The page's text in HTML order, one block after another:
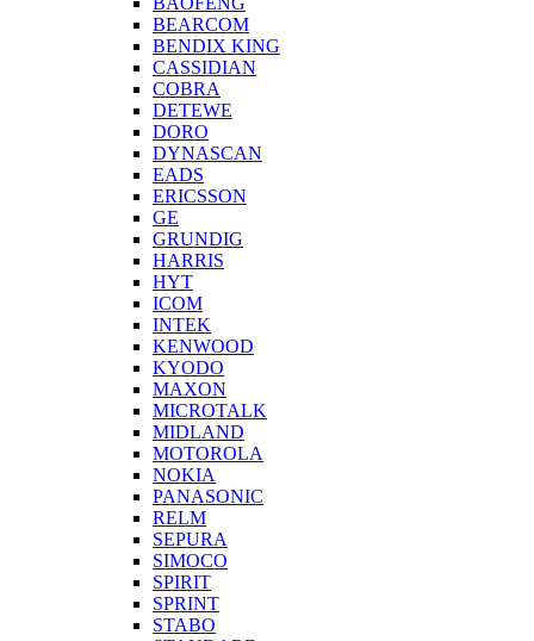
BEARCOM
BENDIX KING
CASSIDIAN
COBRA
DETEWE
DORO
DYNASCAN
EADS
ERICSSON
GE
GRUNDIG
HARRIS
HYT
ICOM
INTEK
KENWOOD
KYODO
MAXON
MICROTALK
MIDLAND
MOTOROLA
NOKIA
PANASONIC
RELM
SEPURA
SIMOCO
SPIRIT
SPRINT
STABO